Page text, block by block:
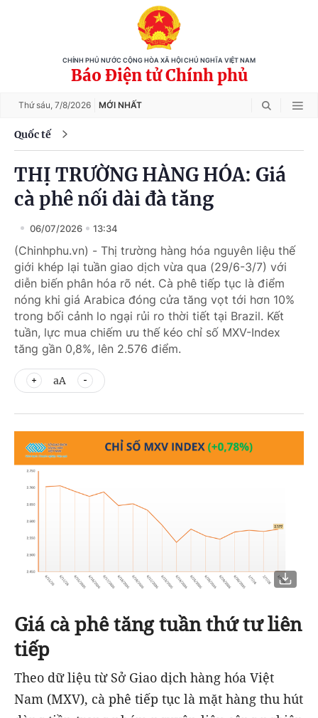
CHÍNH PHỦ NƯỚC CỘNG HÒA XÃ HỘI CHỦ NGHĨA VIỆT NAM
Báo Điện tử Chính phủ
Thứ sáu, 7/8/2026 MỚI NHẤT
Quốc tế
THỊ TRƯỜNG HÀNG HÓA: Giá
cà phê nối dài đà tăng
06/07/2026 13:34
(Chinhphu.vn) - Thị trường hàng hóa nguyên liệu thế
giới khép lại tuần giao dịch vừa qua (29/6-3/7) với
diễn biến phân hóa rõ nét. Cà phê tiếp tục là điểm
nóng khi giá Arabica đóng cửa tăng vọt tới hơn 10%
trong bối cảnh lo ngại rủi ro thời tiết tại Brazil. Kết
tuần, lực mua chiếm ưu thế kéo chỉ số MXV-Index
tăng gần 0,8%, lên 2.576 điểm.
aA
Giá cà phê tăng tuần thứ tư liên
tiếp
Theo dữ liệu từ Sở Giao dịch hàng hóa Việt
Nam (MXV), cà phê tiếp tục là mặt hàng thu hút